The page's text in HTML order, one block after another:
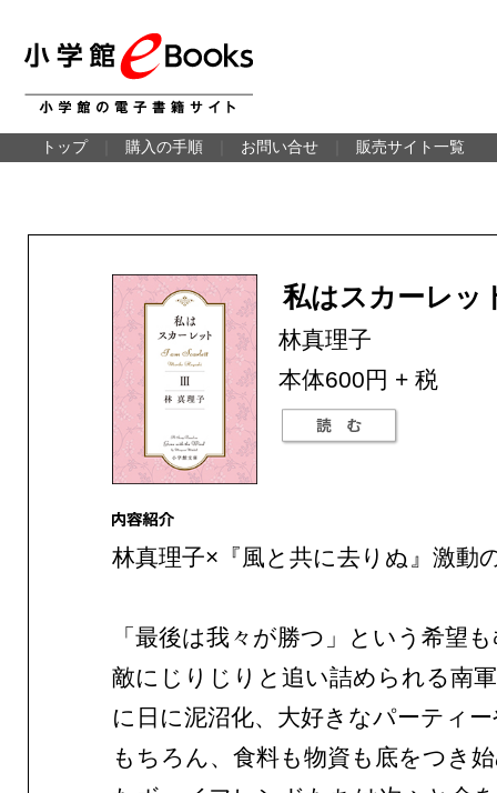
トップ 購入の手順 お問い合せ 販売サイト一覧
私はスカーレッ
林真理子
本体600円 + 税
林真理子×『風と共に去りぬ』激動
「最後は我々が勝つ」という希望
敵にじりじりと追い詰められる南
に日に泥沼化、大好きなパーティ
もちろん、食料も物資も底をつき